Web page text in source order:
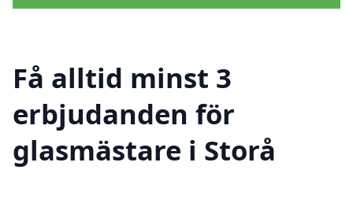
Få alltid minst 3
erbjudanden för
glasmästare i Storå